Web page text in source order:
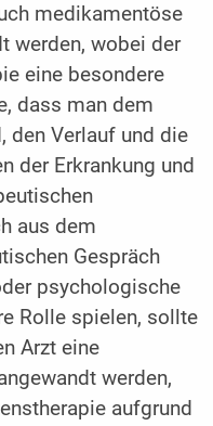
medikamentöse
werden, wobei der
eine besondere
dass man dem
den Verlauf und die
der Erkrankung und
aus dem
Gespräch
psychologische
Rolle spielen, sollte
Arzt eine
werden,
aufgrund